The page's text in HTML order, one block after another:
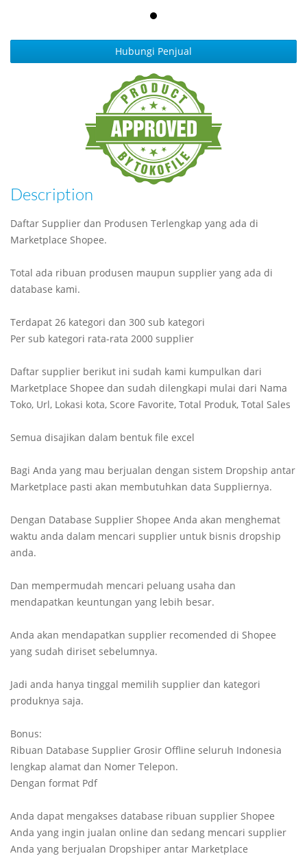
Hubungi Penjual
Description
Daftar Supplier dan Produsen Terlengkap yang ada di
Marketplace Shopee.
Total ada ribuan produsen maupun supplier yang ada di
database kami.
Terdapat 26 kategori dan 300 sub kategori
Per sub kategori rata-rata 2000 supplier
Daftar supplier berikut ini sudah kami kumpulkan dari
Marketplace Shopee dan sudah dilengkapi mulai dari Nama
Toko, Url, Lokasi kota, Score Favorite, Total Produk, Total Sales
Semua disajikan dalam bentuk file excel
Bagi Anda yang mau berjualan dengan sistem Dropship antar
Marketplace pasti akan membutuhkan data Suppliernya.
Dengan Database Supplier Shopee Anda akan menghemat
waktu anda dalam mencari supplier untuk bisnis dropship
anda.
Dan mempermudah mencari peluang usaha dan
mendapatkan keuntungan yang lebih besar.
Anda akan mendapatkan supplier recomended di Shopee
yang sudah diriset sebelumnya.
Jadi anda hanya tinggal memilih supplier dan kategori
produknya saja.
Bonus:
Ribuan Database Supplier Grosir Offline seluruh Indonesia
lengkap alamat dan Nomer Telepon.
Dengan format Pdf
Anda dapat mengakses database ribuan supplier Shopee
Anda yang ingin jualan online dan sedang mencari supplier
Anda yang berjualan Dropshiper antar Marketplace